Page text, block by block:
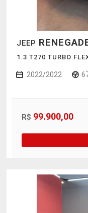
JEEP
1.3 T270 TURBO
2022/2022
R$ 99.900,00